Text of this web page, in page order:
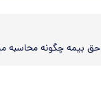
حق بیمه چگونه محاسبه